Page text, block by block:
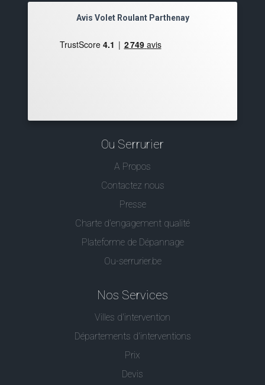
Avis Volet Roulant Parthenay
Ou Serrurier
A Propos
Contactez nous
Presse
Charte d’engagement qualité
Plateforme de Dépannage
Ou-serrurier.be
Nos Services
Villes d'intervention
Départements d'interventions
Prix
Devis